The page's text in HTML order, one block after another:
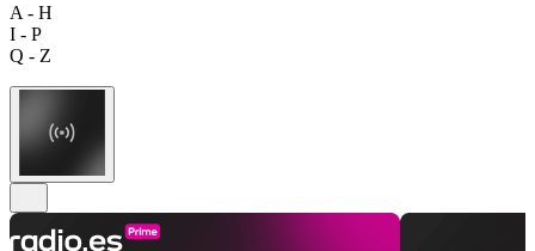
A - H
I - P
Q - Z